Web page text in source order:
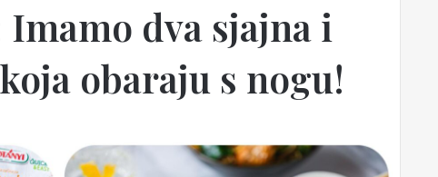
dva sjajna i
obaraju s nogu!